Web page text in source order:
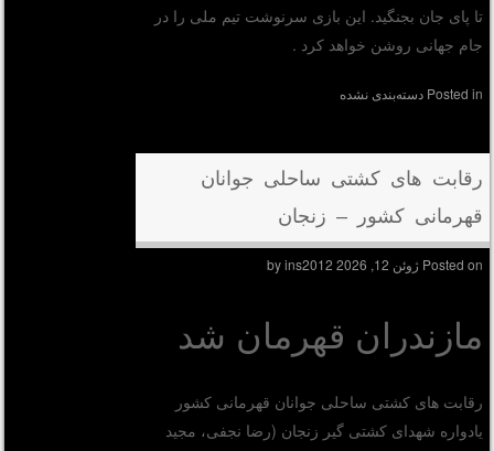
تا پای جان بجنگید. این بازی سرنوشت تیم ملی را در
جام جهانی روشن خواهد کرد .
Posted inدسته‌بندی نشده
رقابت های کشتی ساحلی جوانان
قهرمانی کشور – زنجان
Posted onژوئن 12, 2026 by
ins2012
مازندران قهرمان شد
رقابت های کشتی ساحلی جوانان قهرمانی کشور
یادواره شهدای کشتی گیر زنجان (رضا نجفی، مجید